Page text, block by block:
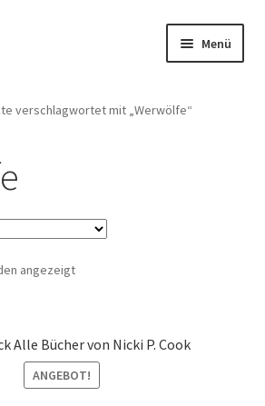
Menü
Furry-Artbook
2018
verschlagwortet mit „Werwölfe“
angezeigt
Alle Bücher von Nicki P. Cook
ANGEBOT!